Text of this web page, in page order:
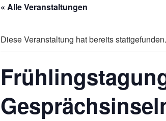
« Alle Veranstaltungen
Diese Veranstaltung hat bereits stattgefunden.